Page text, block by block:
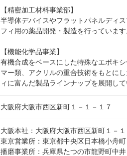
【精密加工材料事業部】
半導体デバイスやフラットパネルディ
フィ用の薬品開発・製造を行っていま
【機能化学品事業】
有機合成をベースにした特殊なエポキ
マー類、アクリルの重合技術をもとに
ィに富んだ製品ラインナップを展開し
大阪府大阪市西区新町１－１－１７
大阪本社：大阪府大阪市西区新町１－
東京営業所：東京都中央区日本橋小舟
播磨事業所：兵庫県たつの市龍野町中